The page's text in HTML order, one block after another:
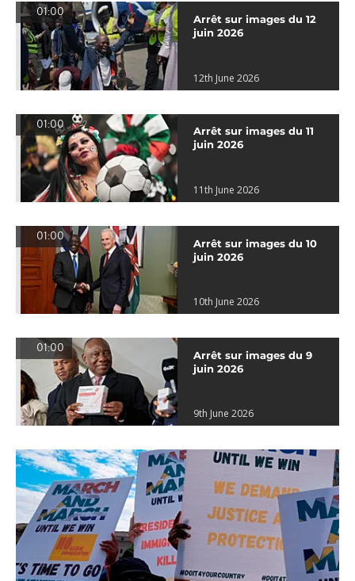
01:00
Arrêt sur images du 12
juin 2026
12th June 2026
01:00
Arrêt sur images du 11
juin 2026
11th June 2026
01:00
Arrêt sur images du 10
juin 2026
10th June 2026
01:00
Arrêt sur images du 9
juin 2026
9th June 2026